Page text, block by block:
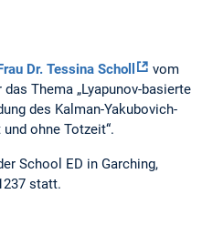
Frau Dr. Tessina Scholl
vom
Thema „Lyapunov-basierte
des Kalman-Yakubovich-
ohne Totzeit“.
School ED in Garching,
statt.